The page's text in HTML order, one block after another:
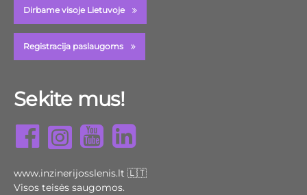
Dirbame visoje Lietuvoje
Registracija paslaugoms
Sekite mus!
www.inzinerijosslenis.lt 🇱🇹
Visos teisės saugomos.